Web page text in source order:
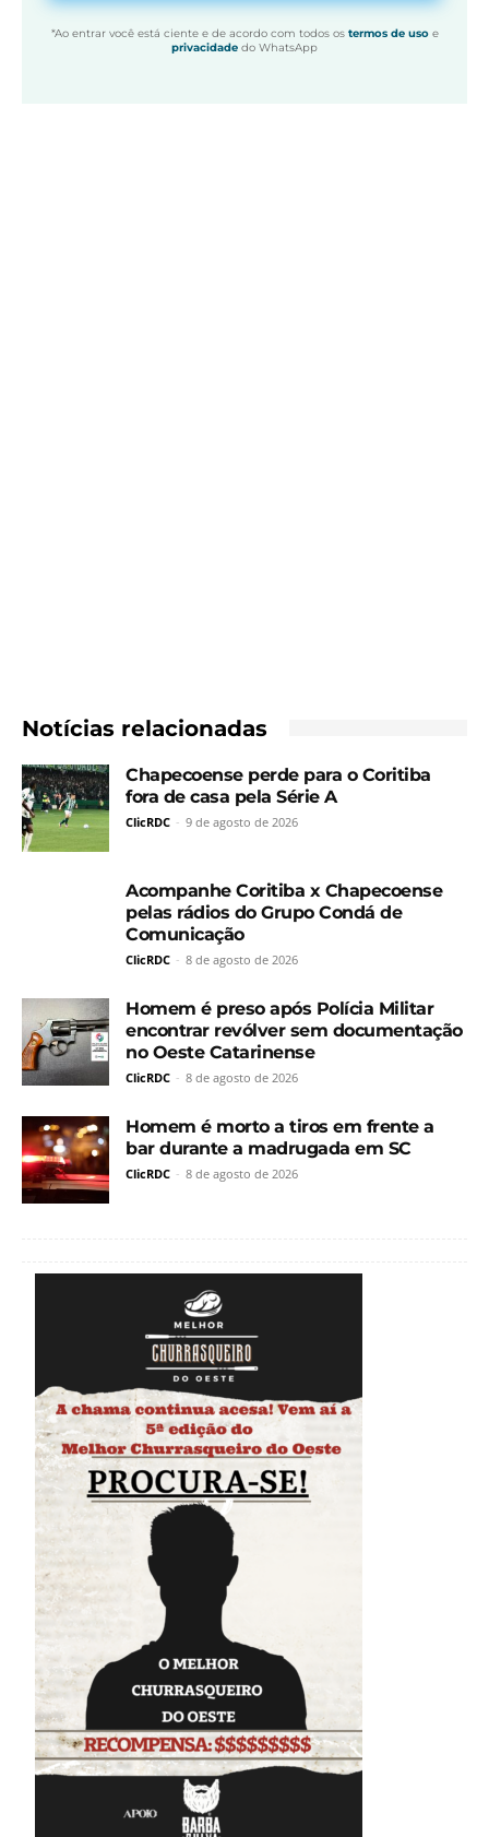
*Ao entrar você está ciente e de acordo com todos os termos de usoe
privacidade do WhatsApp
Notícias relacionadas
Chapecoense perde para o Coritiba
fora de casa pela Série A
ClicRDC - 9 de agosto de 2026
Acompanhe Coritiba x Chapecoense
pelas rádios do Grupo Condá de
Comunicação
ClicRDC - 8 de agosto de 2026
Homem é preso após Polícia Militar
encontrar revólver sem documentação
no Oeste Catarinense
ClicRDC - 8 de agosto de 2026
Homem é morto a tiros em frente a
bar durante a madrugada em SC
ClicRDC - 8 de agosto de 2026